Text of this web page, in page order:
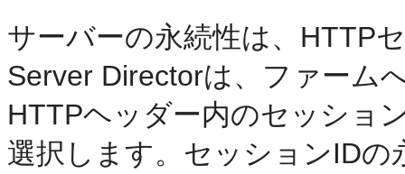
サーバーの永続性は、HTTP
Server Directorは、ファーム
HTTPヘッダー内のセッショ
選択します。セッションID